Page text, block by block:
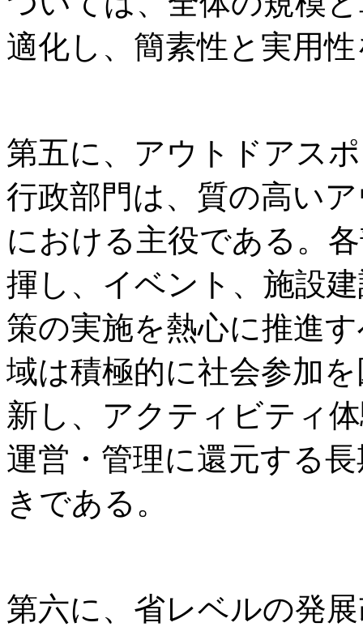
適化し、簡素性と実用
第五に、アウトドアス
行政部門は、質の高い
における主役である。
揮し、イベント、施設
策の実施を熱心に推進
域は積極的に社会参加
新し、アクティビティ
運営・管理に還元する
きである。
第六に、省レベルの発